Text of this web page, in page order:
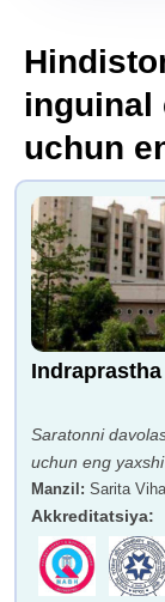
inguinal
uchun
Saratonni
uchun eng yaxshi
Manzil : Sarita
Akkreditatsiya: